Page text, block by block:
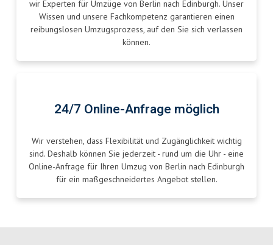
wir Experten für Umzüge von Berlin nach Edinburgh. Unser
Wissen und unsere Fachkompetenz garantieren einen
reibungslosen Umzugsprozess, auf den Sie sich verlassen
können.
24/7 Online-Anfrage möglich
Wir verstehen, dass Flexibilität und Zugänglichkeit wichtig
sind. Deshalb können Sie jederzeit - rund um die Uhr - eine
Online-Anfrage für Ihren Umzug von Berlin nach Edinburgh
für ein maßgeschneidertes Angebot stellen.